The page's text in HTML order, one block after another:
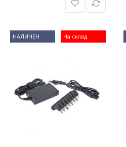
На склад
НАЛИЧЕН